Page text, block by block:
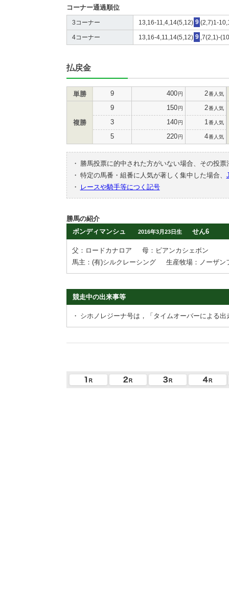
コーナー通過順位
3コーナー 13,16-11,4,14(5,12) 9 (2,7)1-
4コーナー 13,16-4,11,14(5,12) 9 ,7(2,1)-
払戻金
単勝 9 400円 2番人気
複勝
9 150円 2番人気
3 140円 1 番人気
5 220円 4番人気
・
勝馬投票に的中された方がいない場合、その投
・ 特定の馬番・組番に人気が著しく集中した場合、
・
レースや騎手等につく記号
勝馬の紹介
ボンディマンシュ
2016年3月23日生 せん6
父：ロードカナロア
母：ビアンカシェボン
馬主：(有)シルクレーシング
生産牧場：ノーザン
競走中の出来事等
・ シホノレジーナ号は，「タイムオーバーによる